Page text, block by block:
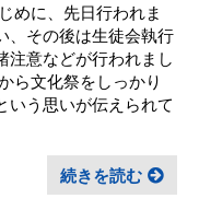
めに、先日行われま
、その後は生徒会執行
注意などが行われまし
ら文化祭をしっかり
いう思いが伝えられて
続きを読む